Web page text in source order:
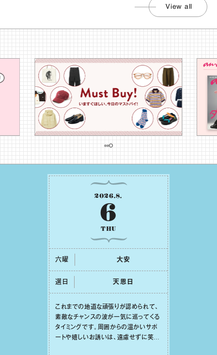
View all
2026.8.
6
THU
六曜 ⼤安
選日 天恩⽇
これまでの地道な頑張りが認められて、
素敵なチャンスの波が⼀気に巡ってくる
タイミングです。周囲からの温かいサポ
ートや嬉しいお誘いは、遠慮せずに笑顔